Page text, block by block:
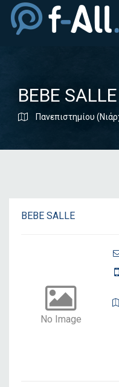
BEBE SALLE
Πανεπιστημίου
BEBE SALLE
No Image